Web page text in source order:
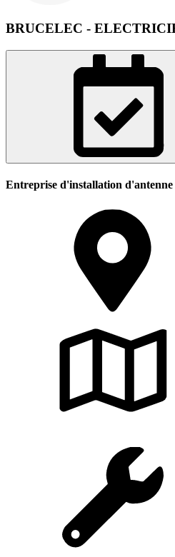
BRUCELEC -
Entreprise d'installation